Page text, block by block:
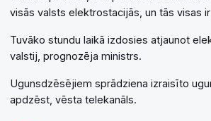
visās valsts elektrostacijās, un tās visas
Tuvāko stundu laikā izdosies atjaunot
valstij, prognozēja ministrs.
Ugunsdzēsējiem sprādziena izraisīto
apdzēst, vēsta telekanāls.